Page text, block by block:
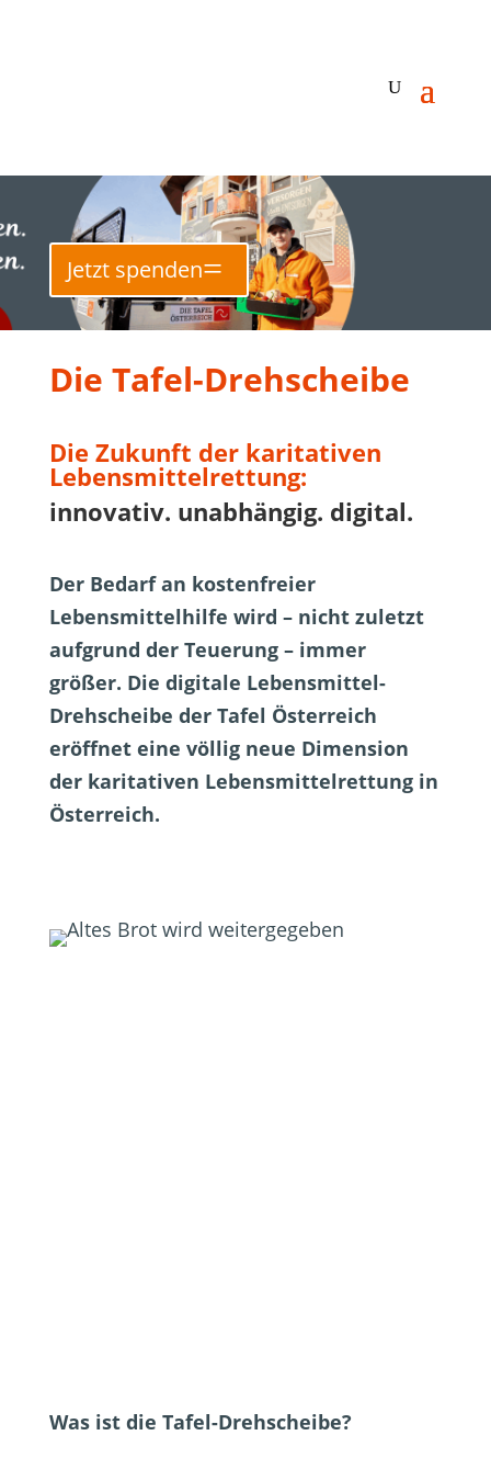
Jetzt spenden
Die Tafel-Drehscheibe
Die Zukunft der karitativen
Lebensmittelrettung:
innovativ. unabhängig. digital.
Der Bedarf an kostenfreier
Lebensmittelhilfe wird – nicht zuletzt
aufgrund der Teuerung – immer
größer. Die digitale Lebensmittel-
Drehscheibe der Tafel Österreich
eröffnet eine völlig neue Dimension
der karitativen Lebensmittelrettung in
Österreich.
Was ist die Tafel-Drehscheibe?